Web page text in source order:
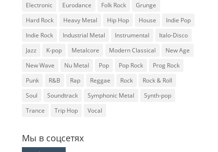
Electronic
Eurodance Folk Rock
Grunge
Hard Rock
Heavy Metal Hip Hop House
Indie Pop
Indie Rock
Industrial Metal Instrumental
Italo-Disco
Jazz
K-pop Metalcore Modern Classical
New Age
New Wave
Nu Metal Pop Pop Rock
Prog Rock
Punk
R&B Rap Reggae Rock
Rock & Roll
Soul
Soundtrack Symphonic Metal
Synth-pop
Trance
Trip Hop Vocal
Мы в соцсетях